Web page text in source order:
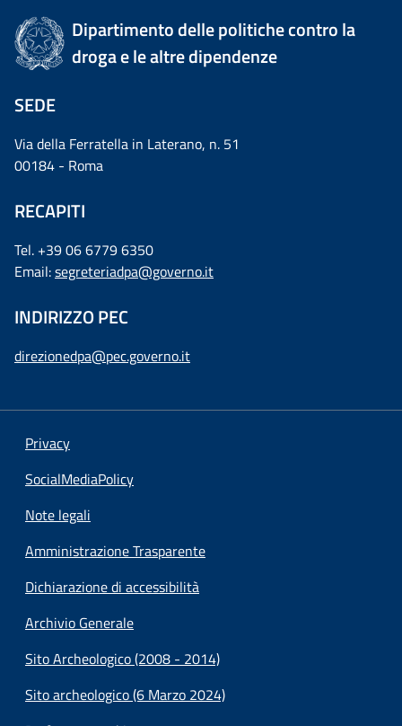
Dipartimento delle politiche contro la
droga e le altre dipendenze
SEDE
Via della Ferratella in Laterano, n. 51
00184 - Roma
RECAPITI
Tel. +39 06 6779 6350
Email:segreteriadpa@governo.it
INDIRIZZO PEC
direzionedpa@pec.governo.it
Privacy
SocialMediaPolicy
Note legali
Amministrazione Trasparente
Dichiarazione di accessibilità
Archivio Generale
Sito Archeologico (2008 - 2014)
Sito archeologico (6 Marzo 2024)